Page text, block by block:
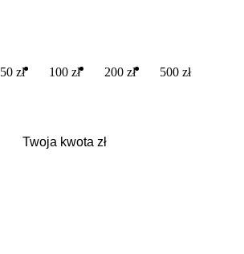
50 zł 100 zł 200 zł 500 zł